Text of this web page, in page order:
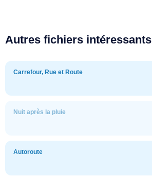
Autres fichiers intéressants
Carrefour, Rue et Route
Nuit après la pluie
Autoroute